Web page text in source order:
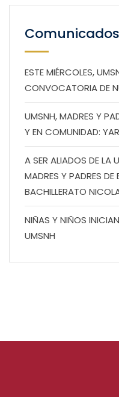
ESTE MIÉRCOLES,
CONVOCATORIA DE
UMSNH, MADRES Y
Y EN COMUNIDAD:
A SER ALIADOS DE LA
MADRES Y PADRES DE
BACHILLERATO
NIÑAS Y NIÑOS
UMSNH